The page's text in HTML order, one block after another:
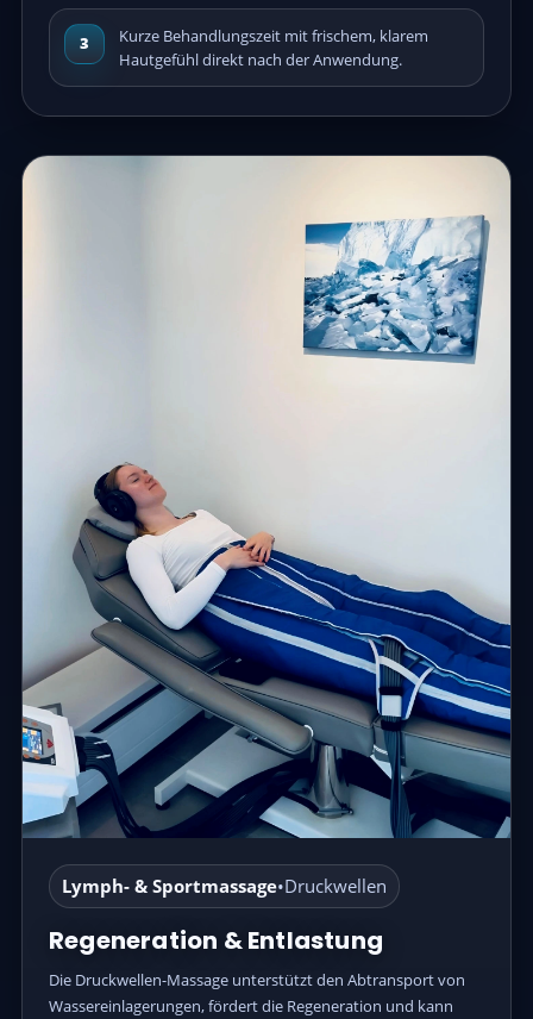
3
Kurze Behandlungszeit mit frischem, klarem
Hautgefühl direkt nach der Anwendung.
Lymph- & Sportmassage•Druckwellen
Regeneration & Entlastung
Die Druckwellen-Massage unterstützt den Abtransport von
Wassereinlagerungen, fördert die Regeneration und kann